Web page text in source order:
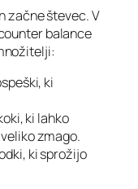
začne števec. V
balance
ki
ki lahko
zmago.
ki sprožijo